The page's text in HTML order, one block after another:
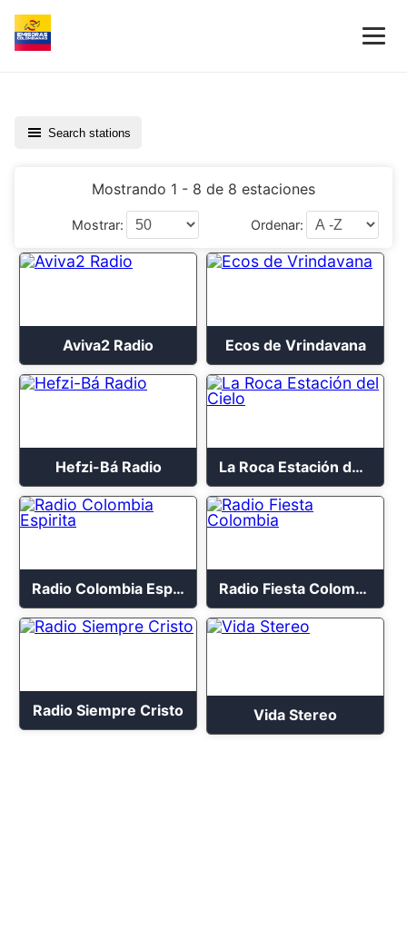
Search stations
Mostrando 1 - 8 de 8 estaciones
Mostrar: Ordenar:
Aviva2 Radio Ecos de Vrindavana
Hefzi-Bá Radio La Roca Estación del Cielo
Radio Colombia Espirita Radio Fiesta Colombia
Radio Siempre Cristo Vida Stereo